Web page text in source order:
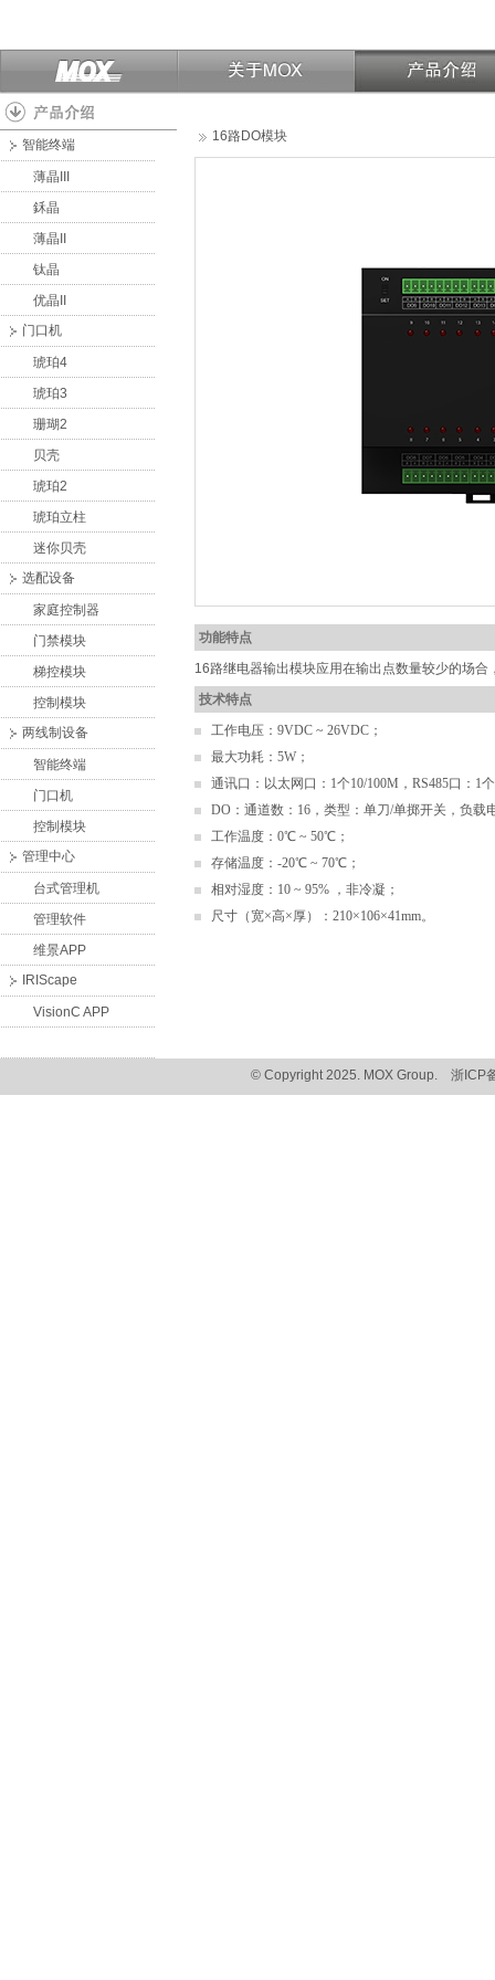
智能终端
薄晶III
鉌晶
薄晶II
钛晶
优晶II
门口机
琥珀4
琥珀3
珊瑚2
贝壳
琥珀2
琥珀立柱
迷你贝壳
选配设备
家庭控制器
门禁模块
梯控模块
控制模块
两线制设备
智能终端
门口机
控制模块
管理中心
台式管理机
管理软件
维景APP
IRIScape
VisionC APP
16路DO模块
功能特点
16路继电器输出模块应用在输出点数量较少的场
技术特点
工作电压：9VDC ~ 26VDC；
最大功耗：5W；
通讯口： 以太网口：1个10/100M， RS485口：1
DO： 通道数：16， 类型：单刀/单掷开关， 负载
工作温度：0℃ ~ 50℃；
存储温度：-20℃ ~ 70℃；
相对湿度：10 ~ 95% ，非冷凝；
尺寸（宽×高×厚）：210×106×41mm。
© Copyright 2025. MOX Group.浙ICP